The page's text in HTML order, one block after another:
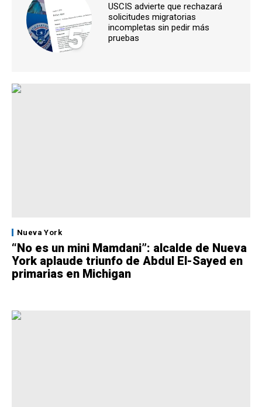
5
USCIS advierte que rechazará
solicitudes migratorias
incompletas sin pedir más
pruebas
Nueva York
“No es un mini Mamdani”: alcalde de Nueva
York aplaude triunfo de Abdul El-Sayed en
primarias en Michigan